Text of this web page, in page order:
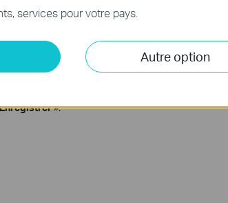
».
services pour votre pays.
Autre option